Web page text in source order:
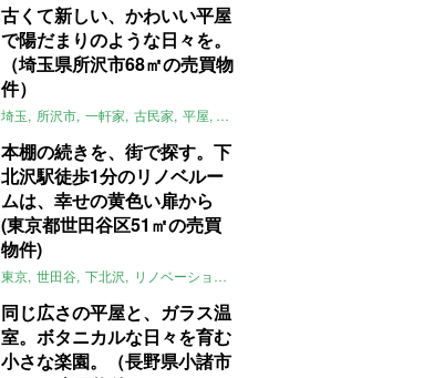
古くて新しい、かわいい平屋
で陽だまりのような日々を。
（埼玉県所沢市68㎡の売買物
件）
埼玉 所沢市 一軒家 古民家 平屋 庭
本棚の続きを、街で探す。下
北沢駅徒歩1分のリノベルー
ムは、幸せの黄色い扉から
(東京都世田谷区51㎡の売買
物件)
東京 世田谷 下北沢 リノベーション
同じ広さの平屋と、ガラス温
室。ボタニカルな日々を育む
小さな楽園。（長野県小諸市